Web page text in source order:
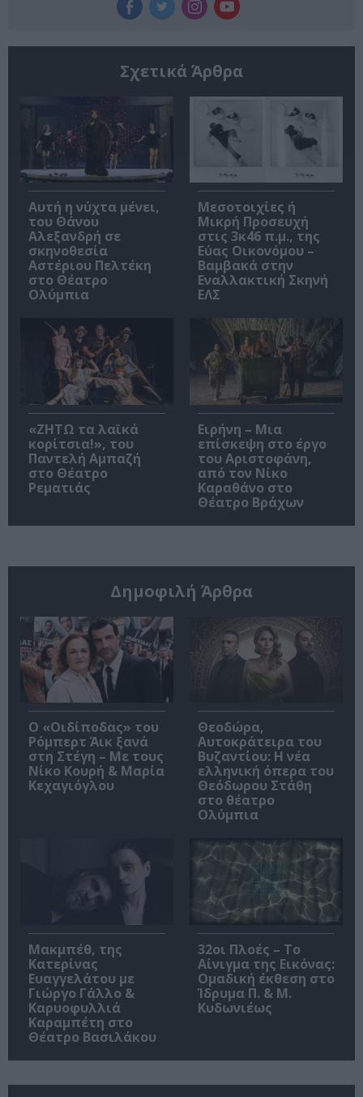
Σχετικά Άρθρα
Αυτή η νύχτα μένει,
του Θάνου
Αλεξανδρή σε
σκηνοθεσία
Αστέριου Πελτέκη
στο Θέατρο
Ολύμπια
Μεσοτοιχίες ή
Μικρή Προσευχή
στις 3κ46 π.μ., της
Εύας Οικονόμου –
Βαμβακά στην
Εναλλακτική Σκηνή
ΕΛΣ
«ΖΗΤΩ τα λαϊκά
κορίτσια!», του
Παντελή Αμπαζή
στο Θέατρο
Ρεματιάς
Ειρήνη – Μια
επίσκεψη στο έργο
του Αριστοφάνη,
από τον Νίκο
Καραθάνο στο
Θέατρο Βράχων
Δημοφιλή Άρθρα
O «Οιδίποδας» του
Ρόμπερτ Άικ ξανά
στη Στέγη – Με τους
Νίκο Κουρή & Μαρία
Κεχαγιόγλου
Θεοδώρα,
Αυτοκράτειρα του
Βυζαντίου: Η νέα
ελληνική όπερα του
Θεόδωρου Στάθη
στο θέατρο
Ολύμπια
Μακμπέθ, της
Κατερίνας
Ευαγγελάτου με
Γιώργο Γάλλο &
Καρυοφυλλιά
Καραμπέτη στο
Θέατρο Βασιλάκου
32οι Πλοές – Το
Αίνιγμα της Εικόνας:
Ομαδική έκθεση στο
Ίδρυμα Π. & Μ.
Κυδωνιέως